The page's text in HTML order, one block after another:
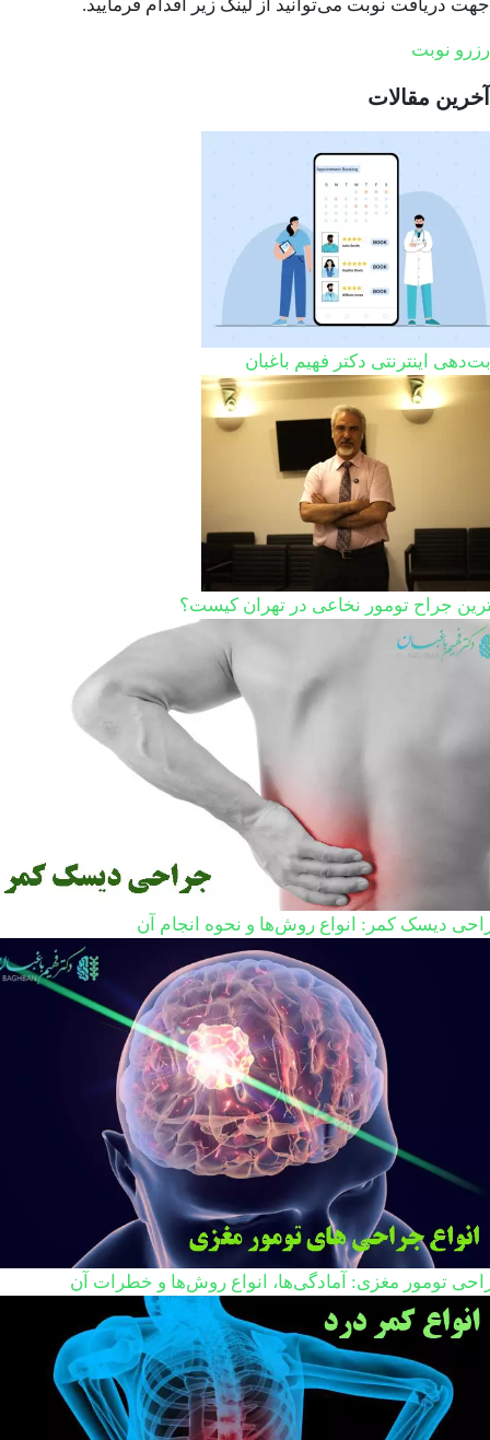
جهت دریافت نوبت می‌توانید از لینک زیر اقدام فرمایید.
رزرو نوبت
آخرین مقالات
اینترنتی دکتر فهیم باغبان
جراح تومور نخاعی در تهران کیست؟
دیسک کمر: انواع روش‌ها و نحوه انجام آن
تومور مغزی: آمادگی‌ها، انواع روش‌ها و خطرات آن